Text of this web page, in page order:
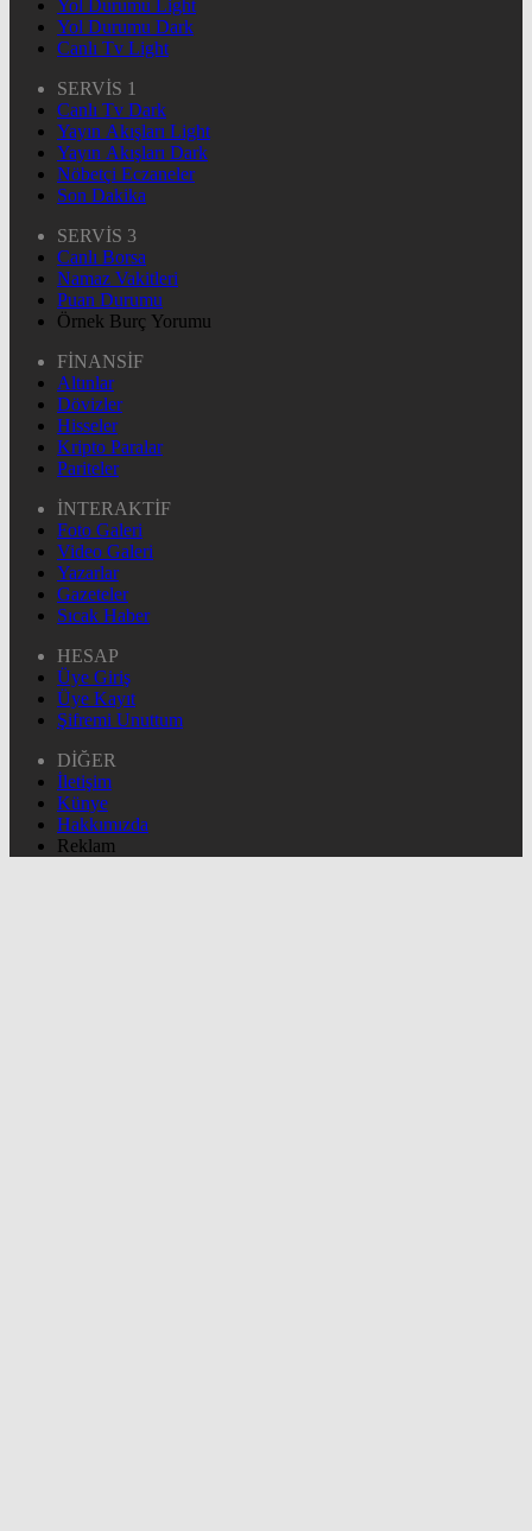
Yol Durumu Light
Yol Durumu Dark
Canlı Tv Light
SERVİS 1
Canlı Tv Dark
Yayın Akışları Light
Yayın Akışları Dark
Nöbetçi Eczaneler
Son Dakika
SERVİS 3
Canlı Borsa
Namaz Vakitleri
Puan Durumu
Örnek Burç Yorumu
FİNANSİF
Altınlar
Dövizler
Hisseler
Kripto Paralar
Pariteler
İNTERAKTİF
Foto Galeri
Video Galeri
Yazarlar
Gazeteler
Sıcak Haber
HESAP
Üye Giriş
Üye Kayıt
Şifremi Unuttum
DİĞER
İletişim
Künye
Hakkımızda
Reklam